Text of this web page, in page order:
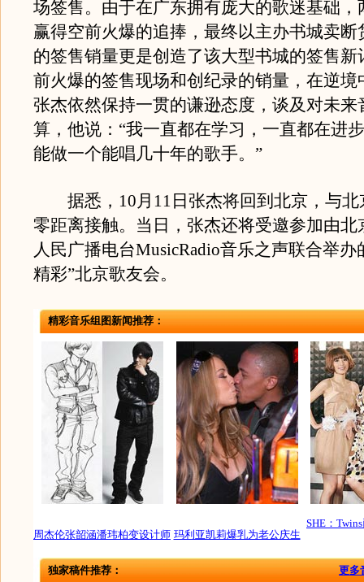
场签售。由于在广东拥有庞大的歌迷基础，
赢得空前火爆的追捧，最终以主办书城卖断
的签售销量更是创造了该大型书城的签售新
前火爆的签售现场和创纪录的销量，在逆境
张杰依然保持一贯的谦逊态度，谈及对未来
算，他说：“我一直都在学习，一直都在进
能做一个能唱几十年的歌手。”
据悉，10月11日张杰将回到北京，与北
零距离接触。当日，张杰还将受邀参加由北
人民广播电台MusicRadio音乐之声联合举办
精彩”北京歌友会。
精彩音乐组图新闻推荐：
周杰伦张韶涵潘玮柏变设计师 玛利亚凯莉爆乳为老公庆生
SHE：
独家稿件推荐： 更多